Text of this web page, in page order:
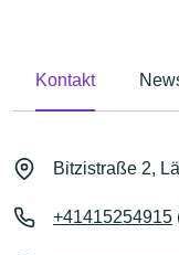
Kontakt
Bitzistraße 2,
+41415254915